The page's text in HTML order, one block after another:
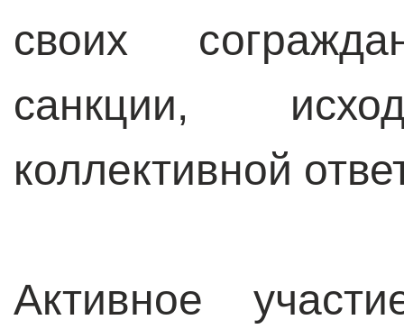
своих
санкции,
коллективной
Активное